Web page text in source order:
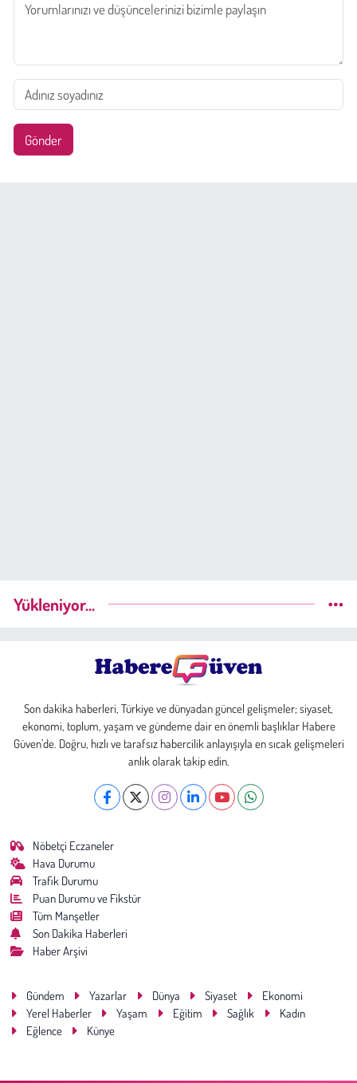
Gönder
Yükleniyor...
Son dakika haberleri, Türkiye ve dünyadan güncel gelişmeler; siyaset,
ekonomi, toplum, yaşam ve gündeme dair en önemli başlıklar Habere
Güven’de. Doğru, hızlı ve tarafsız habercilik anlayışıyla en sıcak gelişmeleri
anlık olarak takip edin.
Nöbetçi Eczaneler
Hava Durumu
Trafik Durumu
Puan Durumu ve Fikstür
Tüm Manşetler
Son Dakika Haberleri
Haber Arşivi
Gündem Yazarlar Dünya Siyaset
Ekonomi
Yerel Haberler
Yaşam Eğitim Sağlık
Kadın
Eğlence
Künye